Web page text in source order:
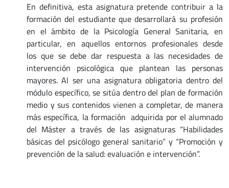
En definitiva, esta asignatura pretende contribuir a la
formación del estudiante que desarrollará su profesión
en el ámbito de la Psicología General Sanitaria, en
particular, en aquellos entornos profesionales desde
los que se debe dar respuesta a las necesidades de
intervención psicológica que plantean las personas
mayores. Al ser una asignatura obligatoria dentro del
módulo específico, se sitúa dentro del plan de formación
medio y sus contenidos vienen a completar, de manera
más específica, la formación adquirida por el alumnado
del Máster a través de las asignaturas “Habilidades
básicas del psicólogo general sanitario” y “Promoción y
prevención de la salud: evaluación e intervención”.